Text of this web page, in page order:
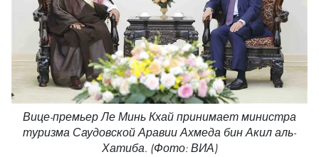
Вице-премьер Ле Минь Кхай принимает министра
туризма Саудовской Аравии Ахмеда бин Акил аль-
Хатиба. (Фото: ВИА)